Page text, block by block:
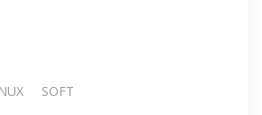
SOFT